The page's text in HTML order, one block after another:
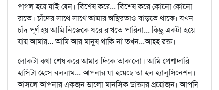
পাগল হয়ে যাই যেন। বিশেষ করে... বিশেষ করে কোনো কোনো
রাতে। চাঁদের সাথে সাথে আমার অস্থিরতাও বাড়তে থাকে। যখন
চাঁদ পূর্ণ হয় আমি নিজেকে ধরে রাখতে পারিনা... কিছু একটা হয়ে
যায় আমার... আমি আর মানুষ থাকি না তখন...আহহ রক্ত।
লোকটা কথা শেষ করে আমার দিকে তাকালো। আমি পেশাদারি
হাসিটা হেসে বললাম... আপনার যা হয়েছে তা হল হ্যালুসিনেশন।
আসলে আপনার একজন ভালো মানসিক ডাক্তার প্রয়োজন। আপনি